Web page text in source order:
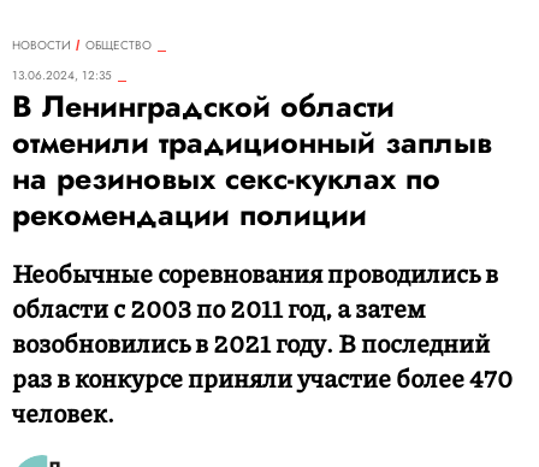
НОВОСТИ
ОБЩЕСТВО
13.06.2024, 12:35
В Ленинградской области
отменили традиционный заплыв
на резиновых секс-куклах по
рекомендации полиции
Необычные соревнования проводились в
области с 2003 по 2011 год, а затем
возобновились в 2021 году. В последний
раз в конкурсе приняли участие более 470
человек.